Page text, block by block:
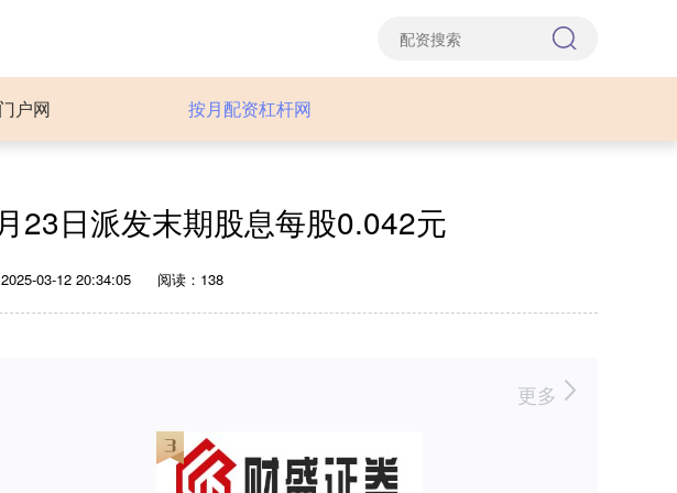
户网 按月配资杠杆网
23日派发末期股息每股0.042元
03-12 20:34:05 阅读：138
更多